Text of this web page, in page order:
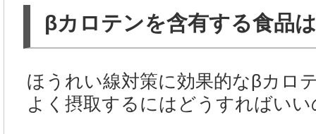
βカロテンを含有する食品
ほうれい線対策に効果的なβカロ
よく摂取するにはどうすればい